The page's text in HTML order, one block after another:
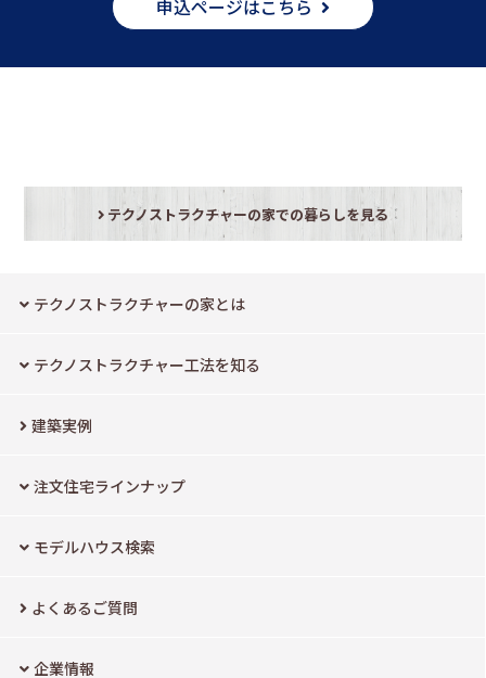
申込ページはこちら
テクノストラクチャーの家での暮らしを見る
テクノストラクチャーの家とは
テクノストラクチャー工法を知る
建築実例
注文住宅ラインナップ
モデルハウス検索
よくあるご質問
企業情報